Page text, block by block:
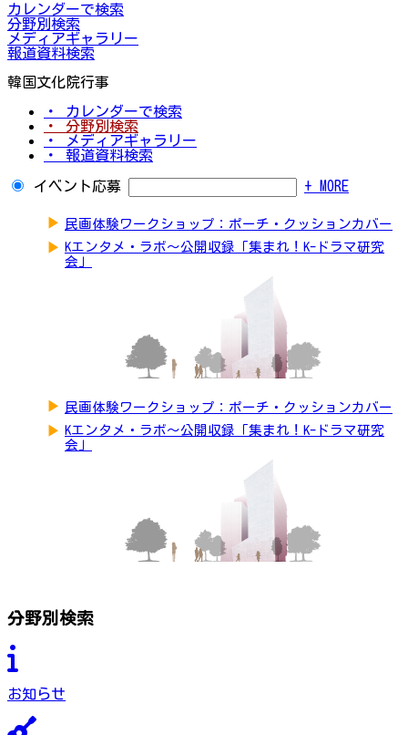
カレンダーで検索
分野別検索
メディアギャラリー
報道資料検索
韓国文化院行事
・ カレンダーで検索
・ 分野別検索
・ メディアギャラリー
・ 報道資料検索
イベント応募 + MORE
▶ 民画体験ワークショップ：ポーチ・クッションカバー
▶ Kエンタメ・ラボ～公開収録「集まれ！K-ドラマ研究
会」
▶ 民画体験ワークショップ：ポーチ・クッションカバー
▶ Kエンタメ・ラボ～公開収録「集まれ！K-ドラマ研究
会」
分野別検索
お知らせ